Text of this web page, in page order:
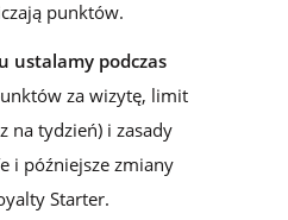
punktów.
ustalamy podczas
za wizytę, limit
na tydzień) i zasady
i późniejsze zmiany
Starter.